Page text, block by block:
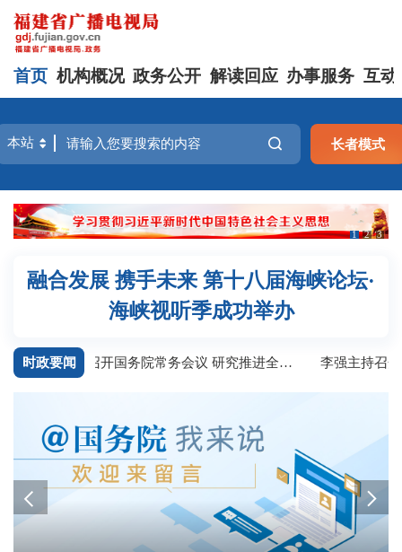
首页 机构概况 政务公开 解读回应 办事服务 互动
长者模式
1 2 3
融合发展 携手未来 第十八届海峡论坛·
海峡视听季成功举办
时政要闻 李强主持召开国务院常务会议 研究推进全国统一大市场建设有关工作 审议通过《现代化应急体系建设“十五五”规划》 讨论《中华人民共和国中国人民银行法（修订草案）》 李强主持召开